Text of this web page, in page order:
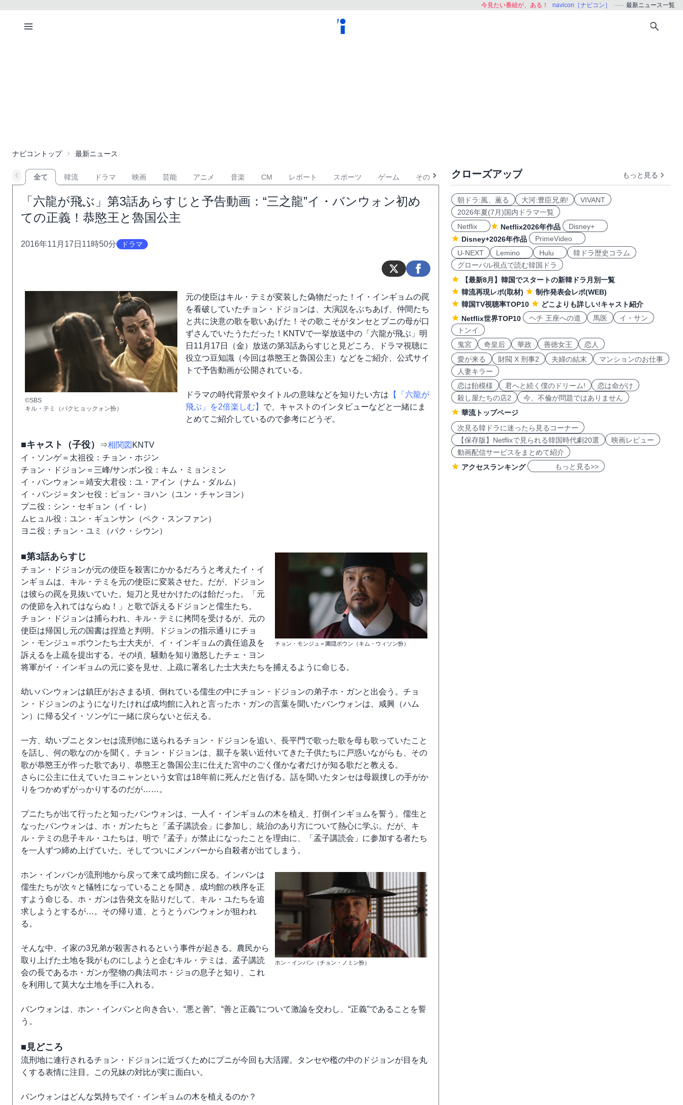
今見たい番組が、ある！ navicon［ナビコン］ 最新ニュース一覧
ナビコントップ 最新ニュース
全て 韓流 ドラマ 映画 芸能 アニメ 音楽 CM レポート スポーツ ゲーム その他
「六龍が飛ぶ」第3話あらすじと予告動画：“三之龍”イ・バンウォン初め
ての正義！恭愍王と魯国公主
2016年11月17日11時50分 ドラマ
©SBS
キル・テミ（パクヒョックォン扮）
元の使臣はキル・テミが変装した偽物だった！イ・インギョムの罠
を看破していたチョン・ドジョンは、大演説をぶちあげ、仲間たち
と共に決意の歌を歌いあげた！その歌こそがタンセとプニの母が口
ずさんでいたうただった！KNTVで一挙放送中の「六龍が飛ぶ」明
日11月17日（金）放送の第3話あらすじと見どころ、ドラマ視聴に
役立つ豆知識（今回は恭愍王と魯国公主）などをご紹介、公式サイ
トで予告動画が公開されている。
ドラマの時代背景やタイトルの意味などを知りたい方は 【「六龍が
飛ぶ」を2倍楽しむ】 で、キャストのインタビューなどと一緒にま
とめてご紹介しているので参考にどうぞ。
■キャスト（子役） ⇒相関図 KNTV
イ・ソンゲ＝太祖役：チョン・ホジン
チョン・ドジョン＝三峰/サンボン役：キム・ミョンミン
イ・バンウォン＝靖安大君役：ユ・アイン（ナム・ダルム）
イ・バンジ＝タンセ役：ピョン・ヨハン（ユン・チャンヨン）
プニ役：シン・セギョン（イ・レ）
ムヒュル役：ユン・ギュンサン（ペク・スンファン）
ヨニ役：チョン・ユミ（パク・シウン）
チョン・モンジュ＝圃隠ポウン（キム・ウィソン扮）
■第3話あらすじ
チョン・ドジョンが元の使臣を殺害にかかるだろうと考えたイ・イ
ンギョムは、キル・テミを元の使臣に変装させた。だが、ドジョン
は彼らの罠を見抜いていた。短刀と見せかけたのは飴だった。「元
の使節を入れてはならぬ！」と歌で訴えるドジョンと儒生たち。
チョン・ドジョンは捕らわれ、キル・テミに拷問を受けるが、元の
使臣は帰国し元の国書は捏造と判明。ドジョンの指示通りにチョ
ン・モンジュ＝ポウンたち士大夫が、イ・インギョムの責任追及を
訴えるを上疏を提出する。その頃、騒動を知り激怒したチェ・ヨン
将軍がイ・インギョムの元に姿を見せ、上疏に署名した士大夫たちを捕えるように命じる。
幼いバンウォンは鎮圧がおさまる頃、倒れている儒生の中にチョン・ドジョンの弟子ホ・ガンと出会う。チョ
ン・ドジョンのようになりたければ成均館に入れと言ったホ・ガンの言葉を聞いたバンウォンは、咸興（ハム
ン）に帰る父イ・ソンゲに一緒に戻らないと伝える。
一方、幼いプニとタンセは流刑地に送られるチョン・ドジョンを追い、長平門で歌った歌を母も歌っていたこと
を話し、何の歌なのかを聞く。チョン・ドジョンは、親子を装い近付いてきた子供たちに戸惑いながらも、その
歌が恭愍王が作った歌であり、恭愍王と魯国公主に仕えた宮中のごく僅かな者だけが知る歌だと教える。
さらに公主に仕えていたヨニャンという女官は18年前に死んだと告げる。話を聞いたタンセは母親捜しの手がか
りをつかめずがっかりするのだが……。
プニたちが出て行ったと知ったバンウォンは、一人イ・インギョムの木を植え、打倒インギョムを誓う。儒生と
なったバンウォンは、ホ・ガンたちと「孟子講読会」に参加し、統治のあり方について熱心に学ぶ。だが、キ
ル・テミの息子キル・ユたちは、明で『孟子』が禁止になったことを理由に、「孟子講読会」に参加する者たち
を一人ずつ締め上げていた。そしてついにメンバーから自殺者が出てしまう。
ホン・インバン（チョン・ノミン扮）
ホン・インバンが流刑地から戻って来て成均館に戻る。インバンは
儒生たちが次々と犠牲になっていることを聞き、成均館の秩序を正
すよう命じる。ホ・ガンは告発文を貼りだして、キル・ユたちを追
求しようとするが…。その帰り道、とうとうバンウォンが狙われ
る。
そんな中、イ家の3兄弟が殺害されるという事件が起きる。農民から
取り上げた土地を我がものにしようと企むキル・テミは、孟子講読
会の長であるホ・ガンが堅物の典法司ホ・ジョの息子と知り、これ
を利用して莫大な土地を手に入れる。
バンウォンは、ホン・インバンと向き合い、“悪と善”、“善と正義”について激論を交わし、“正義”であることを誓
う。
■見どころ
流刑地に連行されるチョン・ドジョンに近づくためにプニが今回も大活躍。タンセや檻の中のドジョンが目を丸
くする表情に注目。この兄妹の対比が実に面白い。
バンウォンはどんな気持ちでイ・インギョムの木を植えるのか？
クローズアップ もっと見る
朝ドラ:風、薫る 大河:豊臣兄弟!
VIVANT
2026年夏(7月)国内ドラマ一覧
Netflix
Netflix2026年作品
Disney+
Disney+2026年作品
PrimeVideo
U-NEXT
Lemino Hulu
韓ドラ歴史コラム
グローバル視点で読む韓国ドラ
【最新8月】韓国でスタートの新韓ドラ月別一覧
韓流再現レポ(取材)
制作発表会レポ(WEB)
韓国TV視聴率TOP10
どこよりも詳しい!キャスト紹介
Netflix世界TOP10
ヘチ 王座への道 馬医
イ・サン
トンイ
鬼宮
奇皇后 華政 善徳女王
恋人
愛が来る
財閥 X 刑事2 夫婦の結末
マンションのお仕事
人妻キラー
恋は飴模様
君へと続く僕のドリーム!
恋は命がけ
殺し屋たちの店2
今、不倫が問題ではありません
華流トップページ
次見る韓ドラに迷ったら見るコーナー
【保存版】Netflixで見られる韓国時代劇20選
映画レビュー
動画配信サービスをまとめて紹介
アクセスランキング
もっと見る>>